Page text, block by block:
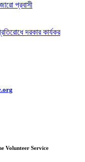
প্রবাসী
দরকার কার্যকর
Volunteer Service